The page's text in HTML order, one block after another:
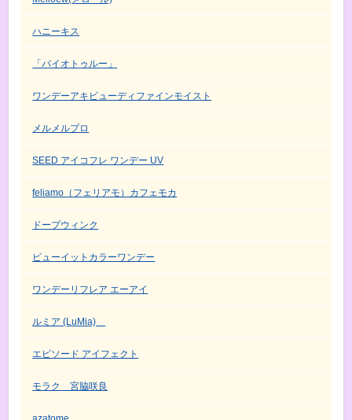
ハニーキス
「バイオトゥルー」
ワンデーアキビューディファインモイスト
メルメルプロ
SEED アイコフレ ワンデー UV
feliamo（フェリアモ）カフェモカ
ドープウィンク
ビューイットカラーワンデー
ワンデーリフレア エーアイ
ルミア (LuMia)
エピソード アイフェクト
モラク 宮脇咲良